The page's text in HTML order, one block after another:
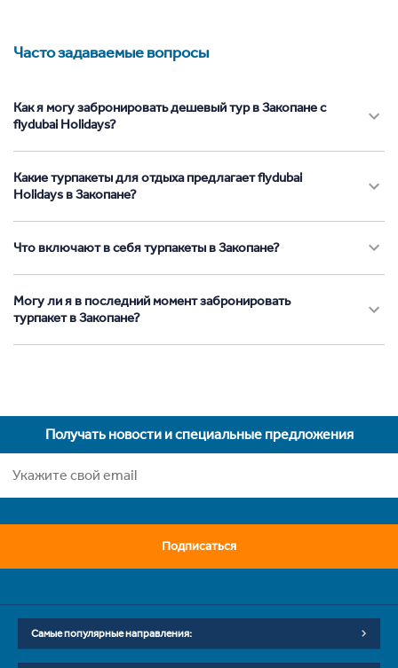
Часто задаваемые вопросы
Как я могу забронировать дешевый тур в Закопане с
flydubai Holidays?
Какие турпакеты для отдыха предлагает flydubai
Holidays в Закопане?
Что включают в себя турпакеты в Закопане?
Могу ли я в последний момент забронировать
турпакет в Закопане?
Получать новости и специальные предложения
Подписаться
Самые популярные направления: